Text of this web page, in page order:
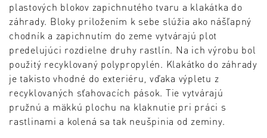
plastových blokov zapichnutého tvaru a klakátka do
záhrady. Bloky priložením k sebe slúžia ako nášľapný
chodník a zapichnutím do zeme vytvárajú plot
predelujúci rozdielne druhy rastlín. Na ich výrobu bol
použitý recyklovaný polypropylén. Klakátko do záhrady
je takisto vhodné do exteriéru, vďaka výpletu z
recyklovaných sťahovacích pások. Tie vytvárajú
pružnú a mäkkú plochu na klaknutie pri práci s
rastlinami a kolená sa tak neušpinia od zeminy.